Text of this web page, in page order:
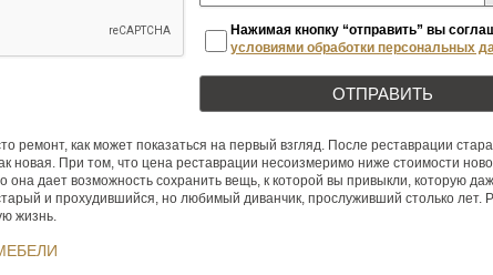
Нажимая кнопку “отправить” вы
условиями обработки персональных
ремонт, как может показаться на первый взгляд. После реставрации
новая. При том, что цена реставрации несоизмеримо ниже стоимости
дает возможность сохранить вещь, к которой вы привыкли, которую
и прохудившийся, но любимый диванчик, прослуживший столько лет.
жизнь.